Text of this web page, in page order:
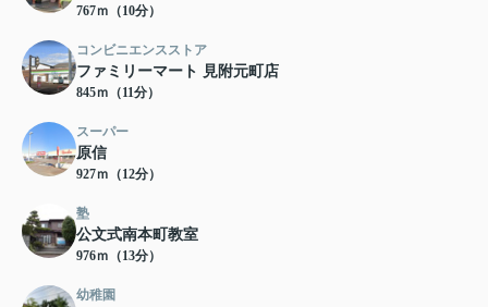
767ｍ（10分）
コンビニエンスストア
ファミリーマート 見附元町店
845ｍ（11分）
スーパー
原信
927ｍ（12分）
塾
公文式南本町教室
976ｍ（13分）
幼稚園